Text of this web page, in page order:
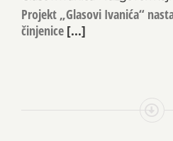
Projekt „Glasovi Ivanića“
činjenice [...]